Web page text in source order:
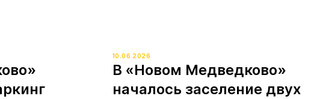
10.06.2026
В «Новом Медведково»
началось заселение двух